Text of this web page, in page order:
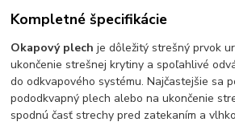
Kompletné špecifikácie
Okapový plech je dôležitý strešný prvok
ukončenie strešnej krytiny a spoľahlivé
do odkvapového systému. Najčastejšie sa
pododkvapný plech alebo na ukončenie
spodnú časť strechy pred zatekaním a